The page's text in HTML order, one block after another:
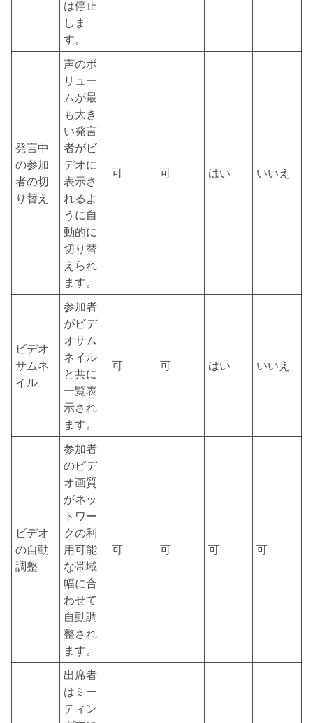
は停止
しま
す。
発言中
の参加
者の切
り替え
声のボ
リュー
ムが最
も大き
い発言
者がビ
デオに
表示さ
れるよ
うに自
動的に
切り替
えられ
ます。
可 可 はい いいえ
ビデオ
サムネ
イル
参加者
がビデ
オサム
ネイル
と共に
一覧表
示され
ます。
可 可 はい いいえ
ビデオ
の自動
調整
参加者
のビデ
オ画質
がネッ
トワー
クの利
用可能
な帯域
幅に合
わせて
自動調
整され
ます。
可 可 可 可
出席者
はミー
ティン